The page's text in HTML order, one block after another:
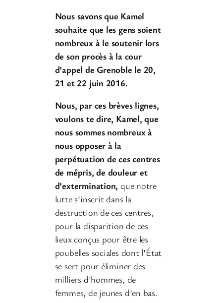
Nous savons que Kamel
souhaite que les gens soient
nombreux à le soutenir lors
de son procès à la cour
d’appel de Grenoble le 20,
21 et 22 juin 2016.
Nous, par ces brèves lignes,
voulons te dire, Kamel, que
nous sommes nombreux à
nous opposer à la
perpétuation de ces centres
de mépris, de douleur et
d’extermination, que notre
lutte s’inscrit dans la
destruction de ces centres,
pour la disparition de ces
lieux conçus pour être les
poubelles sociales dont l’État
se sert pour éliminer des
milliers d’hommes, de
femmes, de jeunes d’en bas.